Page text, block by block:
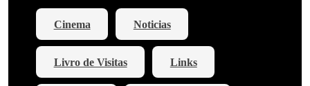
Cinema Noticias
Livro de Visitas Links